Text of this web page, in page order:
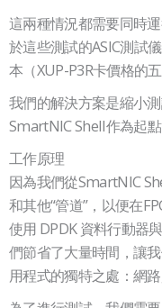
這兩種情況都需要同時
於這些測試的ASIC測試
本（XUP-P3R卡價格的
我們的解決方案是縮小
SmartNIC Shell作為起
工作原理
因為我們從SmartNIC
和其他“管道”，以便在
使用 DPDK 資料行動器
們節省了大量時間，讓
用程式的獨特之處：網路